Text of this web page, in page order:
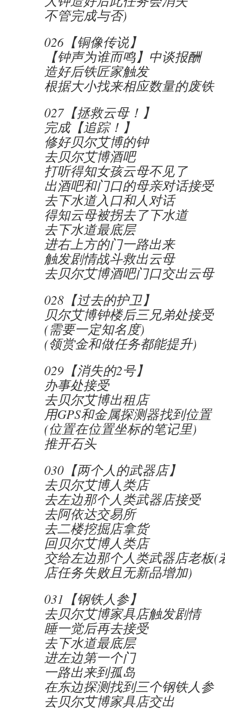
不管完成与否)
026【铜像传说】
【钟声为谁而鸣】中谈报酬
造好后铁匠家触发
根据大小找来相应数量的废铁
027【拯救云母！】
完成【追踪！】
修好贝尔艾博的钟
去贝尔艾博酒吧
打听得知女孩云母不见了
出酒吧和门口的母亲对话接受
去下水道入口和人对话
得知云母被拐去了下水道
去下水道最底层
进右上方的门一路出来
触发剧情战斗救出云母
去贝尔艾博酒吧门口交出云母
028【过去的护卫】
贝尔艾博钟楼后三兄弟处接受
(需要一定知名度)
(领赏金和做任务都能提升)
029【消失的2号】
办事处接受
去贝尔艾博出租店
用GPS和金属探测器找到位置
(位置在位置坐标的笔记里)
推开石头
030【两个人的武器店】
去贝尔艾博人类店
去左边那个人类武器店接受
去阿依达交易所
去二楼挖掘店拿货
回贝尔艾博人类店
交给左边那个人类武器店老板(
店任务失败且无新品增加)
031【钢铁人参】
去贝尔艾博家具店触发剧情
睡一觉后再去接受
去下水道最底层
进左边第一个门
一路出来到孤岛
在东边探测找到三个钢铁人参
去贝尔艾博家具店交出